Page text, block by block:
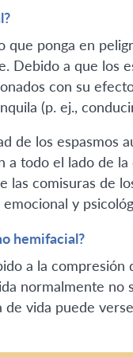
ponga en
Debido a que los
con su
(p. ej.,
de los espasmos
a todo el lado de
las comisuras de
y
hemifacial?
a la
normalmente
de vida puede